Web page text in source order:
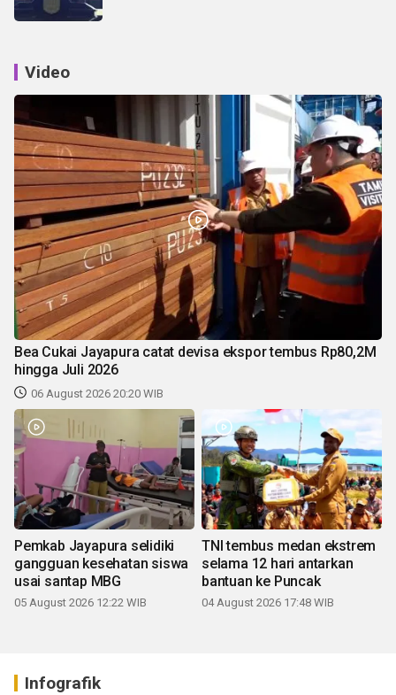
Video
Bea Cukai Jayapura catat devisa ekspor tembus Rp80,2M
hingga Juli 2026
06 August 2026 20:20 WIB
Pemkab Jayapura selidiki
gangguan kesehatan siswa
usai santap MBG
05 August 2026 12:22 WIB
TNI tembus medan ekstrem
selama 12 hari antarkan
bantuan ke Puncak
04 August 2026 17:48 WIB
Infografik